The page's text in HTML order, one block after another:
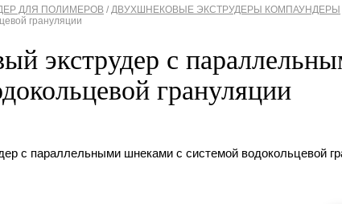
ДЛЯ ПОЛИМЕРОВ / ДВУХШНЕКОВЫЕ ЭКСТРУДЕРЫ КОМПАУНДЕРЫ
грануляции
экструдер с
грануляции